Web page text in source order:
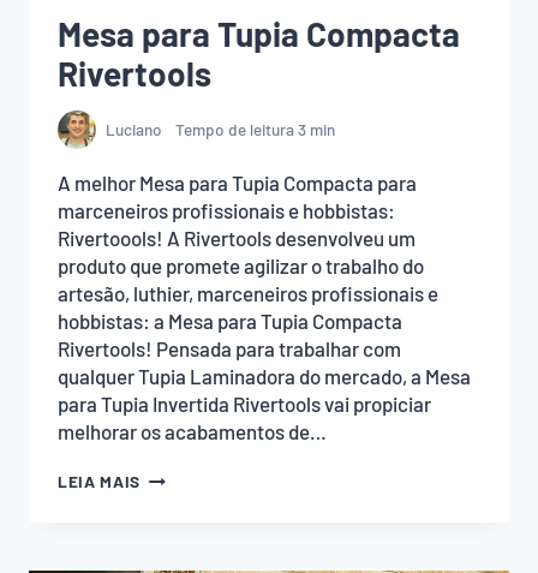
Mesa para Tupia Compacta
Rivertools
Luciano Tempo de leitura3 min
A melhor Mesa para Tupia Compacta para
marceneiros profissionais e hobbistas:
Rivertoools! A Rivertools desenvolveu um
produto que promete agilizar o trabalho do
artesão, luthier, marceneiros profissionais e
hobbistas: a Mesa para Tupia Compacta
Rivertools! Pensada para trabalhar com
qualquer Tupia Laminadora do mercado, a Mesa
para Tupia Invertida Rivertools vai propiciar
melhorar os acabamentos de…
LEIA MAIS MESA
RIVERTOOLS